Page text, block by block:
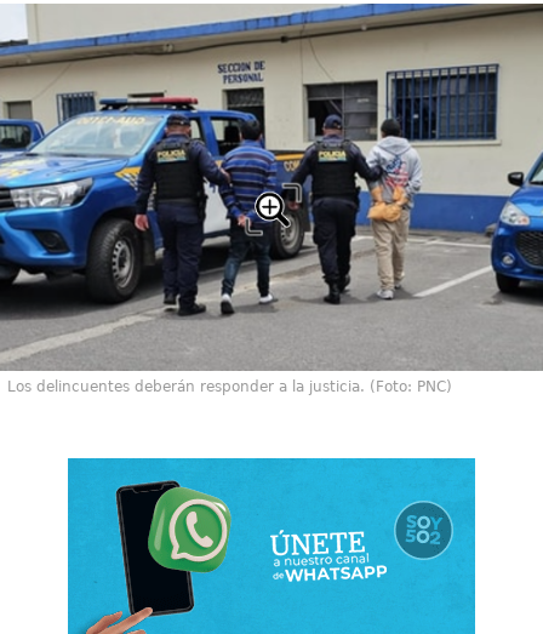
Los delincuentes deberán responder a la justicia. (Foto: PNC)